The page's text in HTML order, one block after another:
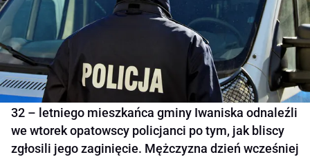
32 – letniego mieszkańca gminy Iwaniska odnaleźli
we wtorek opatowscy policjanci po tym, jak bliscy
zgłosili jego zaginięcie. Mężczyzna dzień wcześniej